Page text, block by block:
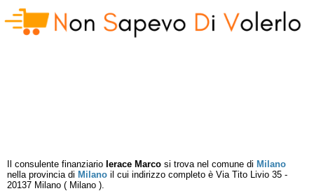
Il consulente finanziario Ierace Marco si trova nel comune di Milano
nella provincia di Milano il cui indirizzo completo è Via Tito Livio 35 -
20137 Milano ( Milano ).